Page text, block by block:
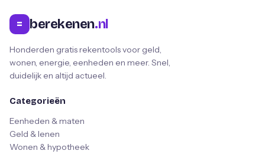
= berekenen.nl
Honderden gratis rekentools voor geld,
wonen, energie, eenheden en meer. Snel,
duidelijk en altijd actueel.
Categorieën
Eenheden & maten
Geld & lenen
Wonen & hypotheek